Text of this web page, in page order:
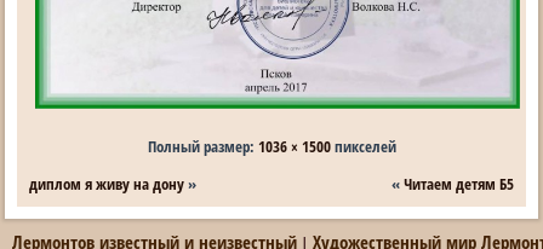
Полный размер: 1036 × 1500пикселей
диплом я живу на дону» «Читаем детям Б5
Лермонтов известный и неизвестный |Художественный мир